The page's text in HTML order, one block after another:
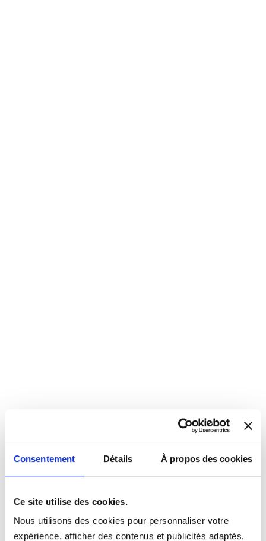
Consentement Détails À propos des cookies
Ce site utilise des cookies.
Nous utilisons des cookies pour personnaliser votre
expérience, afficher des contenus et publicités adaptés,